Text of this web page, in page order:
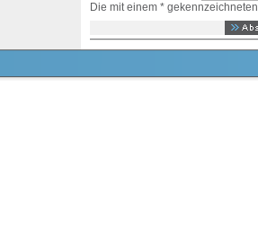
Die mit einem *